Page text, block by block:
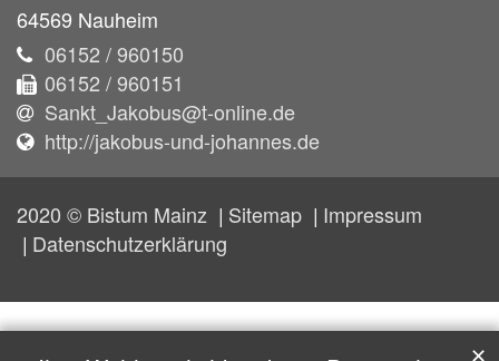
64569 Nauheim
06152 / 960150
06152 / 960151
Sankt_Jakobus@t-online.de
http://jakobus-und-johannes.de
2020 © Bistum Mainz Sitemap
Impressum
Datenschutzerklärung
✕